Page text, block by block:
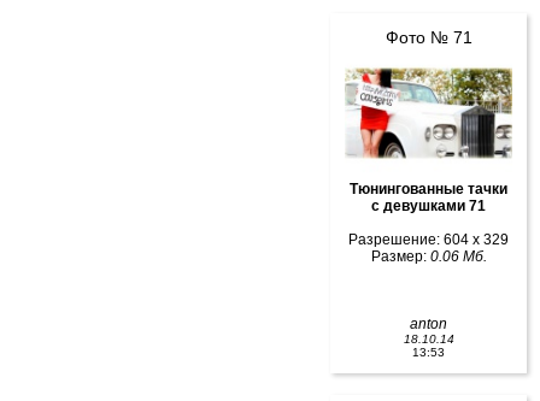
Фото № 71
Тюнингованные тачки
с девушками 71
Разрешение: 604 x 329
Размер: 0.06 Мб.
anton
18.10.14
13:53